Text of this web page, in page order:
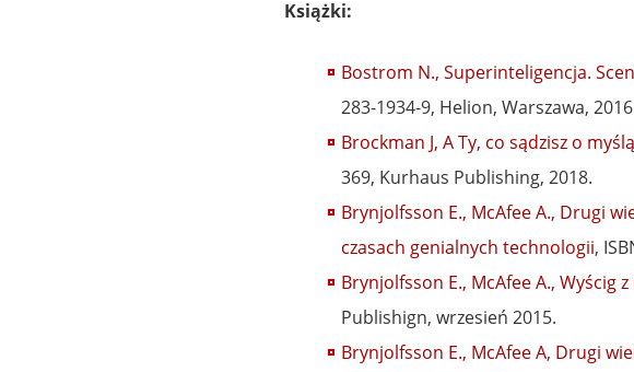
Książki:
Bostrom N., Superinteligencja.
283-1934-9, Helion, Warszawa,
Brockman J, A Ty, co sądzisz o
369, Kurhaus Publishing, 2018.
Brynjolfsson E., McAfee A., Drugi
czasach genialnych technologii,
Brynjolfsson E., McAfee A., Wyścig
Publishign, wrzesień 2015.
Brynjolfsson E., McAfee A, Drugi